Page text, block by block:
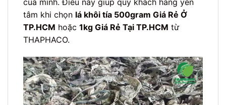
tâm khi chọn lá khôi tía 500gram Giá Rẻ Ở
TP.HCM hoặc 1kg Giá Rẻ Tại TP.HCM từ
THAPHACO.